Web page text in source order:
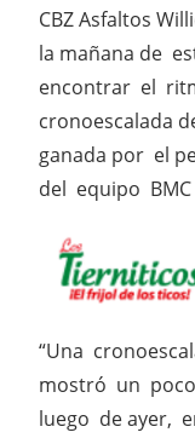
CBZ Asfaltos
la mañana de
encontrar el
cronoescalada
ganada por el
del equipo BMC
“Una
mostró un
luego de ayer,